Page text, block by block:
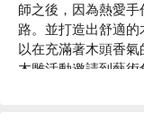
師之後，因為熱愛
路。並打造出舒適
以在充滿著木頭香氣
木雕活動邀請到藝